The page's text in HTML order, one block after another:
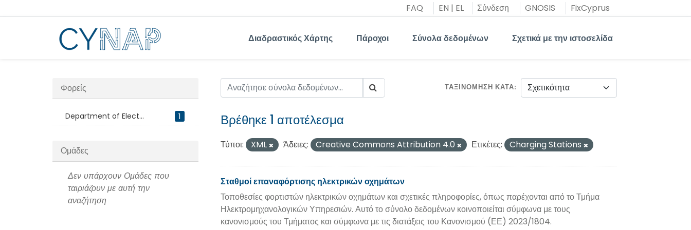
στο
FAQ EN | EL Σύνδεση GNOSIS FixCyprus
Διαδραστικός Χάρτης Πάροχοι Σύνολα δεδομένων Σχετικά με την ιστοσελίδα
Φορείς
Department of Elect... 1
Ομάδες
Δεν υπάρχουν Ομάδες που
ταιριάζουν με αυτή την
αναζήτηση
ΤΑΞΙΝΌΜΗΣΗ ΚΑΤΆ
Βρέθηκε 1 αποτέλεσμα
Τύποι: XML Άδειες: Creative Commons Attribution 4.0 Ετικέτες: Charging Stations
Σταθμοί επαναφόρτισης ηλεκτρικών οχημάτων
Τοποθεσίες φορτιστών ηλεκτρικών οχημάτων και σχετικές πληροφορίες, όπως παρέχονται από το Τμήμα
Ηλεκτρομηχανολογικών Υπηρεσιών. Αυτό το σύνολο δεδομένων κοινοποιείται σύμφωνα με τους
κανονισμούς του Τμήματος και σύμφωνα με τις διατάξεις του Κανονισμού (ΕΕ) 2023/1804.